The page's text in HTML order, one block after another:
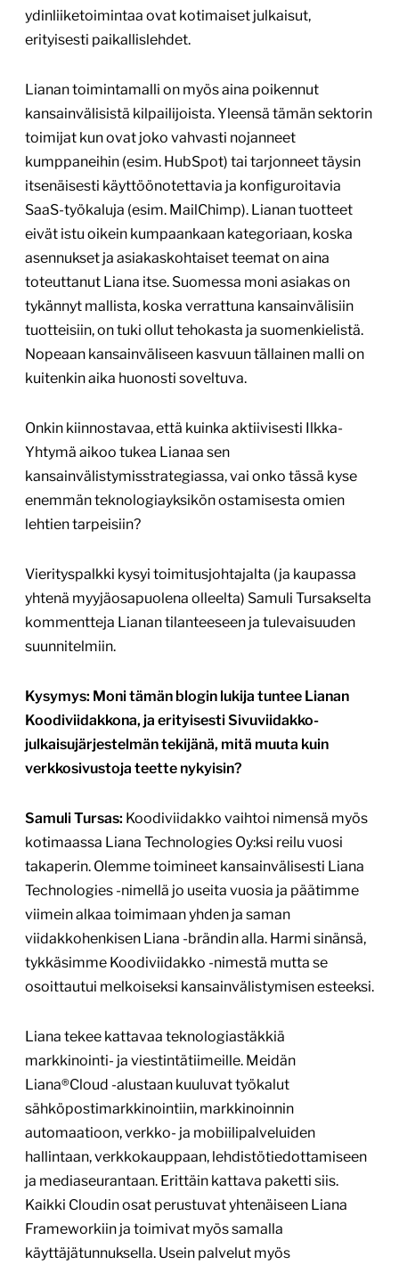
ydinliiketoimintaa ovat kotimaiset julkaisut,
erityisesti paikallislehdet.
Lianan toimintamalli on myös aina poikennut
kansainvälisistä kilpailijoista. Yleensä tämän sektorin
toimijat kun ovat joko vahvasti nojanneet
kumppaneihin (esim. HubSpot) tai tarjonneet täysin
itsenäisesti käyttöönotettavia ja konfiguroitavia
SaaS-työkaluja (esim. MailChimp). Lianan tuotteet
eivät istu oikein kumpaankaan kategoriaan, koska
asennukset ja asiakaskohtaiset teemat on aina
toteuttanut Liana itse. Suomessa moni asiakas on
tykännyt mallista, koska verrattuna kansainvälisiin
tuotteisiin, on tuki ollut tehokasta ja suomenkielistä.
Nopeaan kansainväliseen kasvuun tällainen malli on
kuitenkin aika huonosti soveltuva.
Onkin kiinnostavaa, että kuinka aktiivisesti Ilkka-
Yhtymä aikoo tukea Lianaa sen
kansainvälistymisstrategiassa, vai onko tässä kyse
enemmän teknologiayksikön ostamisesta omien
lehtien tarpeisiin?
Vierityspalkki kysyi toimitusjohtajalta (ja kaupassa
yhtenä myyjäosapuolena olleelta) Samuli Tursakselta
kommentteja Lianan tilanteeseen ja tulevaisuuden
suunnitelmiin.
Kysymys: Moni tämän blogin lukija tuntee Lianan
Koodiviidakkona, ja erityisesti Sivuviidakko-
julkaisujärjestelmän tekijänä, mitä muuta kuin
verkkosivustoja teette nykyisin?
Samuli Tursas: Koodiviidakko vaihtoi nimensä myös
kotimaassa Liana Technologies Oy:ksi reilu vuosi
takaperin. Olemme toimineet kansainvälisesti Liana
Technologies -nimellä jo useita vuosia ja päätimme
viimein alkaa toimimaan yhden ja saman
viidakkohenkisen Liana -brändin alla. Harmi sinänsä,
tykkäsimme Koodiviidakko -nimestä mutta se
osoittautui melkoiseksi kansainvälistymisen esteeksi.
Liana tekee kattavaa teknologiastäkkiä
markkinointi- ja viestintätiimeille. Meidän
Liana®Cloud -alustaan kuuluvat työkalut
sähköpostimarkkinointiin, markkinoinnin
automaatioon, verkko- ja mobiilipalveluiden
hallintaan, verkkokauppaan, lehdistötiedottamiseen
ja mediaseurantaan. Erittäin kattava paketti siis.
Kaikki Cloudin osat perustuvat yhtenäiseen Liana
Frameworkiin ja toimivat myös samalla
käyttäjätunnuksella. Usein palvelut myös